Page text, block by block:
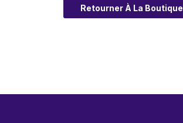
Retourner À La Boutique